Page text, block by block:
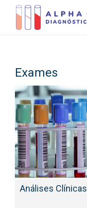
Exames
Análises Clínicas